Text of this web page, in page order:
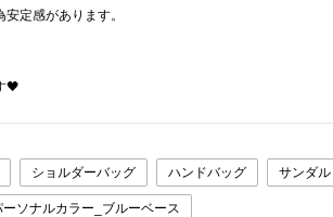
定感があります。
🖤
ショルダーバッグ ハンドバッグ サンダル
ーソナルカラー_ブルーベース